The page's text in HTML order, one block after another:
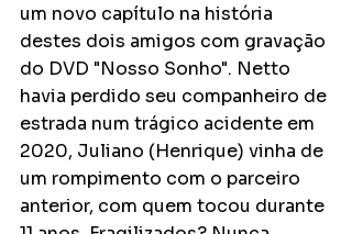
um novo capítulo na história
destes dois amigos com gravação
do DVD "Nosso Sonho". Netto
havia perdido seu companheiro de
estrada num trágico acidente em
2020, Juliano (Henrique) vinha de
um rompimento com o parceiro
anterior, com quem tocou durante